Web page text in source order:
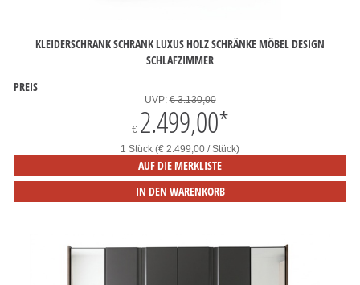
KLEIDERSCHRANK SCHRANK LUXUS HOLZ SCHRÄNKE MÖBEL DESIGN
SCHLAFZIMMER
PREIS
UVP:€ 3.130,00
€ 2.499,00*
1 Stück (€ 2.499,00 / Stück)
AUF DIE MERKLISTE
IN DEN WARENKORB